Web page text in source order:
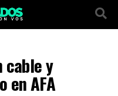
y
en AFA